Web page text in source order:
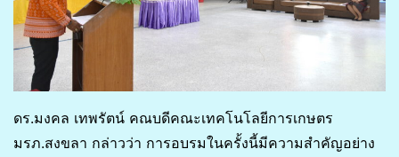
ดร.มงคล เทพรัตน์ คณบดีคณะเทคโนโลยีการเกษตร
มรภ.สงขลา กล่าวว่า การอบรมในครั้งนี้มีความสำคัญอย่าง